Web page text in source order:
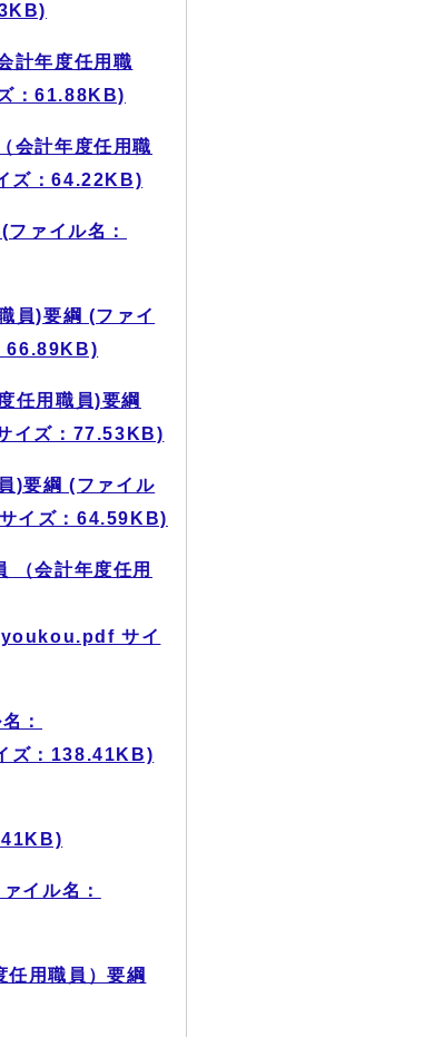
計年度任用職
：61.88KB)
会計年度任用職
ズ：64.22KB)
ァイル名：
員)要綱 (ファイ
任用職員)要綱
ズ：77.53KB)
)要綱 (ファイル
ズ：64.59KB)
（会計年度任用
サイ
：
：138.41KB)
イル名：
任用職員）要綱